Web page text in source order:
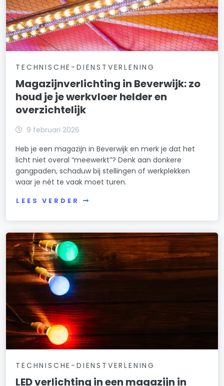
TECHNISCHE-DIENSTVERLENING
Magazijnverlichting in Beverwijk: zo
houd je je werkvloer helder en
overzichtelijk
9 februari 2026
Heb je een magazijn in Beverwijk en merk je dat het
licht niet overal “meewerkt”? Denk aan donkere
gangpaden, schaduw bij stellingen of werkplekken
waar je nét te vaak moet turen.
LEES VERDER
TECHNISCHE-DIENSTVERLENING
LED verlichting in een magazijn in